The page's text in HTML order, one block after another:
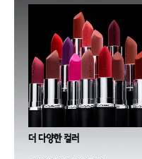
더 다양한 컬러